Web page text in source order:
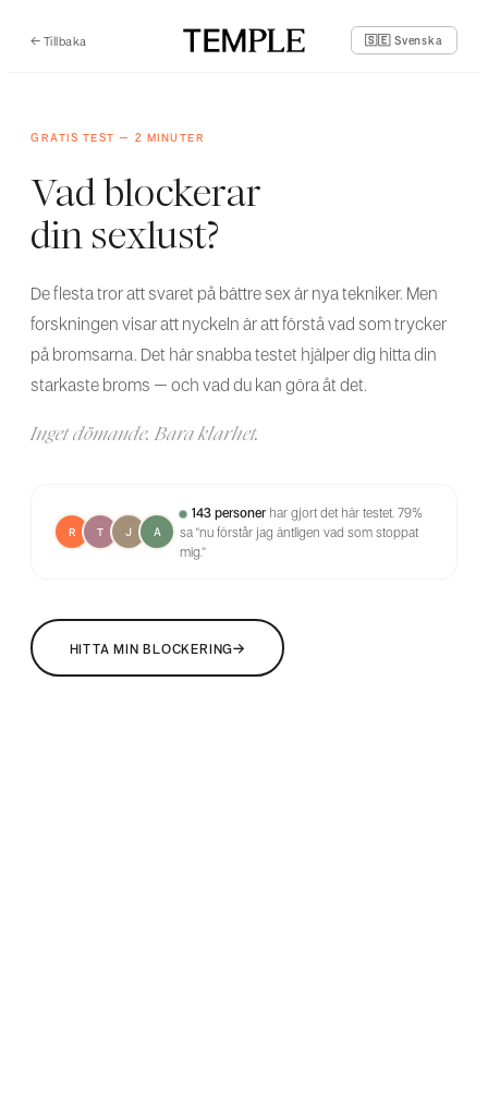
← Tillbaka 🇸🇪 Svenska
GRATIS TEST – 2 MINUTER
Vad blockerar
din sexlust?
De flesta tror att svaret på bättre sex är nya tekniker. Men
forskningen visar att nyckeln är att förstå vad som trycker
på bromsarna. Det här snabba testet hjälper dig hitta din
starkaste broms – och vad du kan göra åt det.
Inget dömande. Bara klarhet.
R T J A
143 personer har gjort det här testet. 79%
sa "nu förstår jag äntligen vad som stoppat
mig."
HITTA MIN BLOCKERING→